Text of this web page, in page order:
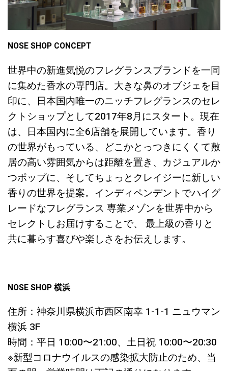
NOSE SHOP CONCEPT
世界中の新進気悦のフレグランスブランドを一同
に集めた香水の専門店。大きな鼻のオブジェを目
印に、日本国内唯一のニッチフレグランスのセレ
クトショップとして2017年8月にスタート。現在
は、日本国内に全6店舗を展開しています。香り
の世界がもっている、どこかとっつきにくくて敷
居の高い雰囲気からは距離を置き、カジュアルか
つポップに、そしてちょっとクレイジーに新しい
香りの世界を提案。インディペンデントでハイグ
レードなフレグランス 専業メゾンを世界中から
セレクトしお届けすることで、 最上級の香りと
共に暮らす喜びや楽しさをお伝えします。
NOSE SHOP 横浜
住所：神奈川県横浜市西区南幸 1-1-1 ニュウマン
横浜 3F
時間：平日 10:00〜21:00、土日祝 10:00〜20:30
※新型コロナウイルスの感染拡大防止のため、当